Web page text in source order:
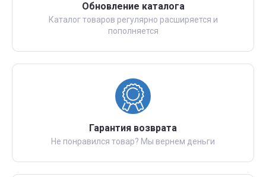
Обновление каталога
Каталог товаров регулярно расширяется и
пополняется
Гарантия возврата
Не понравился товар? Мы вернем деньги